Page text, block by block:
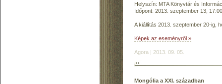
Helyszín: MTA Könyvtár és
Időpont: 2013. szeptember 13,
A kiállítás 2013. szeptember 20-ig,
Képek az eseményről »
Agora | 2013. 09. 05.
Mongólia a XXI. században